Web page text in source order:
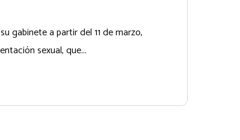
gabinete a partir del 11 de marzo,
sexual, que...